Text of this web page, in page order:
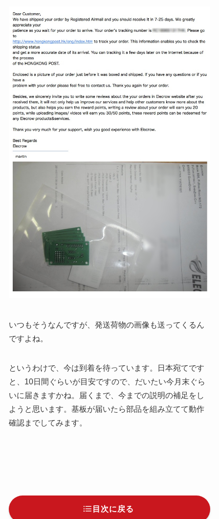
いつもそうなんですが、発送荷物の画像も送ってくるん
ですよね。
というわけで、今は到着を待っています。日本宛てです
と、10日間ぐらいが目安ですので、だいたい今月末ぐら
いに届きますかね。届くまで、今までの説明の補足をし
ようと思います。基板が届いたら部品を組み立てて動作
確認までしてみます。
目次に戻る